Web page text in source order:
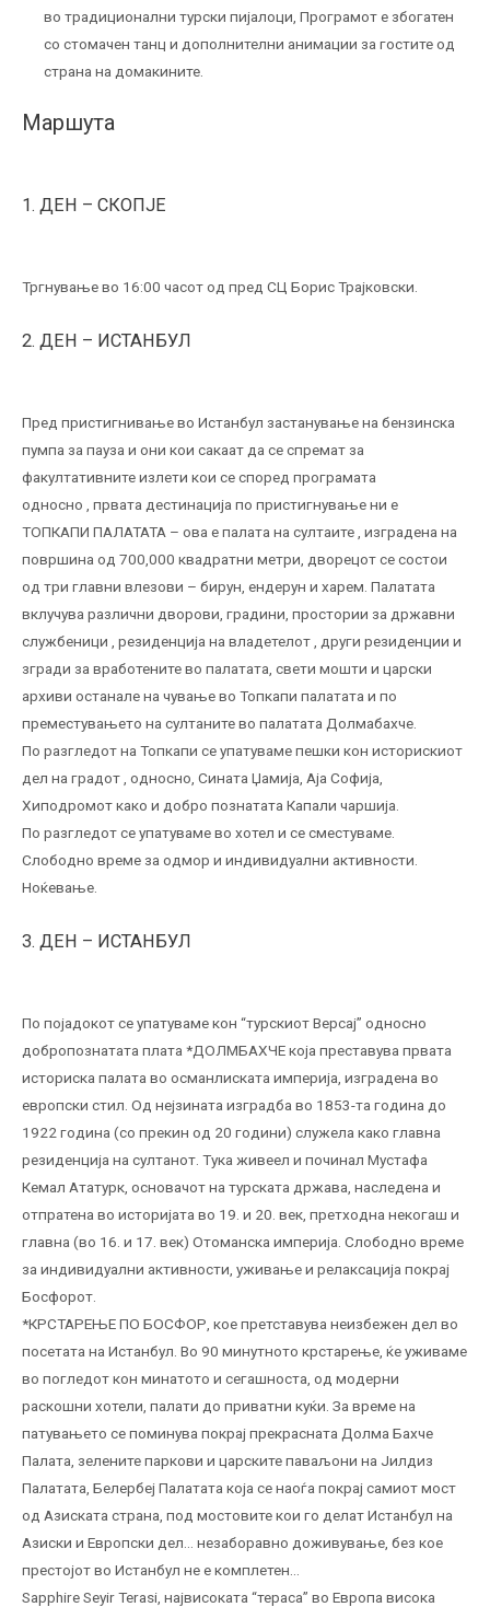
во традиционални турски пијалоци, Програмот е збогатен
со стомачен танц и дополнителни анимации за гостите од
страна на домакините.
Маршута
1. ДЕН – СКОПЈЕ
Тргнување во 16:00 часот од пред СЦ Борис Трајковски.
2. ДЕН – ИСТАНБУЛ
Пред пристигнивање во Истанбул застанување на бензинска
пумпа за пауза и они кои сакаат да се спремат за
факултативните излети кои се според програмата
односно , првата дестинација по пристигнување ни е
ТОПКАПИ ПАЛАТАТА – ова е палата на султаите , изградена на
површина од 700,000 квадратни метри, дворецот се состои
од три главни влезови – бирун, ендерун и харем. Палатата
вклучува различни дворови, градини, простории за државни
службеници , резиденција на владетелот , други резиденции и
згради за вработените во палатата, свети мошти и царски
архиви останале на чување во Топкапи палатата и по
преместувањето на султаните во палатата Долмабахче.
По разгледот на Топкапи се упатуваме пешки кон историскиот
дел на градот , односно, Сината Џамија, Аја Софија,
Хиподромот како и добро познатата Капали чаршија.
По разгледот се упатуваме во хотел и се сместуваме.
Слободно време за одмор и индивидуални активности.
Ноќевање.
3. ДЕН – ИСТАНБУЛ
По појадокот се упатуваме кон “турскиот Версај” односно
добропознатата плата *ДОЛМБАХЧЕ која преставува првата
историска палата во османлиската империја, изградена во
европски стил. Од нејзината изградба во 1853-та година до
1922 година (со прекин од 20 години) служела како главна
резиденција на султанот. Тука живеел и починал Мустафа
Кемал Ататурк, основачот на турската држава, наследена и
отпратена во историјата во 19. и 20. век, претходна некогаш и
главна (во 16. и 17. век) Отоманска империја. Слободно време
за индивидуални активности, уживање и релаксација покрај
Босфорот.
*КРСТАРЕЊЕ ПО БОСФОР, кое претставува неизбежен дел во
посетата на Истанбул. Во 90 минутното крстарење, ќе уживаме
во погледот кон минатото и сегашноста, од модерни
раскошни хотели, палати до приватни куќи. За време на
патувањето се поминува покрај прекрасната Долма Бахче
Палата, зелените паркови и царските паваљони на Јилдиз
Палатата, Белербеј Палатата која се наоѓа покрај самиот мост
од Азиската страна, под мостовите кои го делат Истанбул на
Азиски и Европски дел… незаборавно доживување, без кое
престојот во Истанбул не е комплетен…
Sapphire Seyir Terasi, највисоката “тераса” во Европа висока